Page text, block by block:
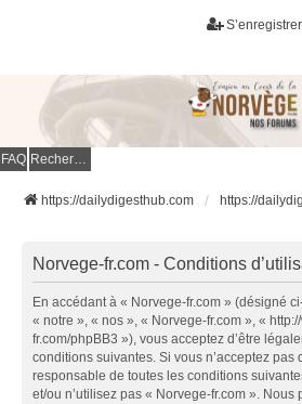
S’enregistrer
FAQ Rechercher
https://dailydigesthub.com https://
Norvege-fr.com - Conditions
En accédant à « Norvege-fr.com » (désigné
« notre », « nos », « Norvege-fr.com », «
fr.com/phpBB3 »), vous acceptez d’être
conditions suivantes. Si vous n’acceptez pas
responsable de toutes les conditions
et/ou n’utilisez pas « Norvege-fr.com ».